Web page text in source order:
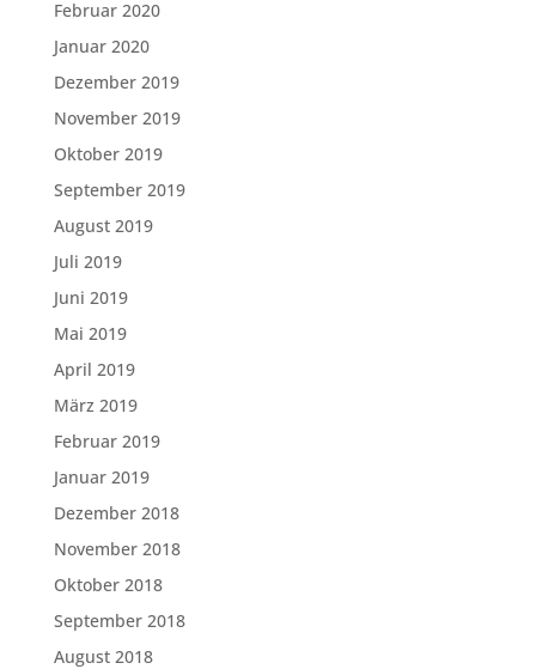
Februar 2020
Januar 2020
Dezember 2019
November 2019
Oktober 2019
September 2019
August 2019
Juli 2019
Juni 2019
Mai 2019
April 2019
März 2019
Februar 2019
Januar 2019
Dezember 2018
November 2018
Oktober 2018
September 2018
August 2018